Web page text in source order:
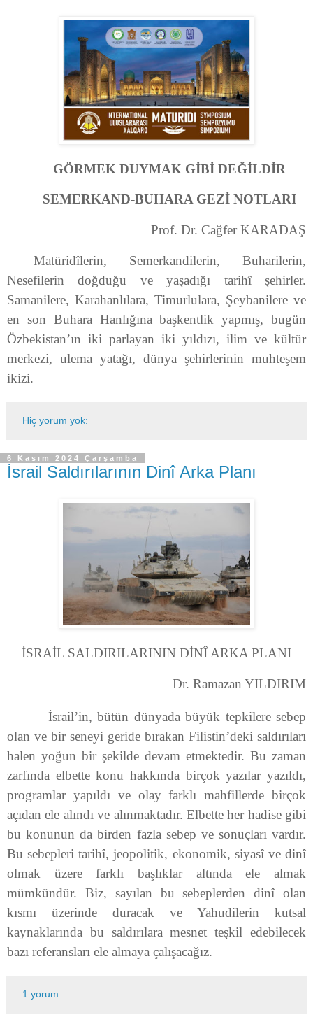
GÖRMEK DUYMAK GİBİ DEĞİLDİR
SEMERKAND-BUHARA GEZİ NOTLARI
Prof. Dr. Cağfer KARADAŞ
Matüridîlerin, Semerkandilerin, Buharilerin,
Nesefilerin doğduğu ve yaşadığı tarihî şehirler.
Samanilere, Karahanlılara, Timurlulara, Şeybanilere ve
en son Buhara Hanlığına başkentlik yapmış, bugün
Özbekistan’ın iki parlayan iki yıldızı, ilim ve kültür
merkezi, ulema yatağı, dünya şehirlerinin muhteşem
ikizi.
Hiç yorum yok:
6 Kasım 2024 Çarşamba
İsrail Saldırılarının Dinî Arka Planı
İSRAİL SALDIRILARININ DİNÎ ARKA PLANI
Dr. Ramazan YILDIRIM
İsrail’in, bütün dünyada büyük tepkilere sebep
olan ve bir seneyi geride bırakan Filistin’deki saldırıları
halen yoğun bir şekilde devam etmektedir. Bu zaman
zarfında elbette konu hakkında birçok yazılar yazıldı,
programlar yapıldı ve olay farklı mahfillerde birçok
açıdan ele alındı ve alınmaktadır. Elbette her hadise gibi
bu konunun da birden fazla sebep ve sonuçları vardır.
Bu sebepleri tarihî, jeopolitik, ekonomik, siyasî ve dinî
olmak üzere farklı başlıklar altında ele almak
mümkündür. Biz, sayılan bu sebeplerden dinî olan
kısmı üzerinde duracak ve Yahudilerin kutsal
kaynaklarında bu saldırılara mesnet teşkil edebilecek
bazı referansları ele almaya çalışacağız.
1 yorum: